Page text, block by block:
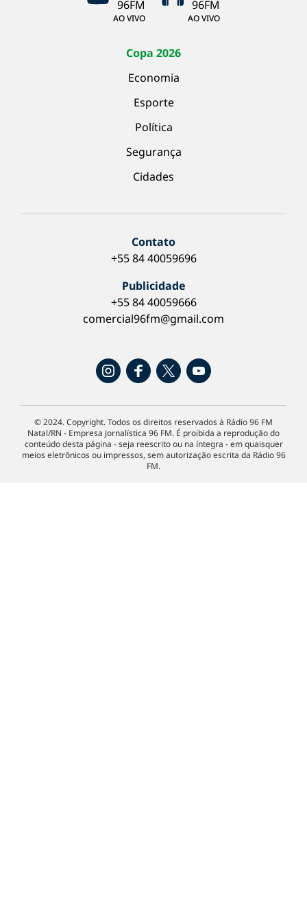
AO VIVO AO VIVO
Copa 2026
Economia
Esporte
Política
Segurança
Cidades
Contato
+55 84 40059696
Publicidade
+55 84 40059666
comercial96fm@gmail.com
© 2024. Copyright. Todos os direitos reservados à Rádio 96 FM
Natal/RN - Empresa Jornalística 96 FM. É proibida a reprodução do
conteúdo desta página - seja reescrito ou na íntegra - em quaisquer
meios eletrônicos ou impressos, sem autorização escrita da Rádio 96
FM.